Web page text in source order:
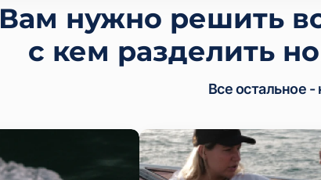
Вам нужно решить
с кем разделить
Все остальное -